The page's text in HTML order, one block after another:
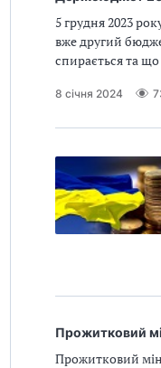
5 грудня 2023
вже другий
спирається та що
8 січня 2024
Прожитковий
Прожитковий